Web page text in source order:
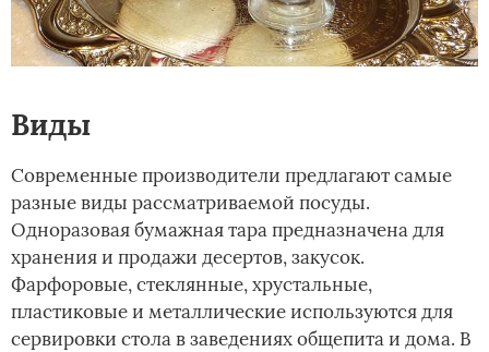
Виды­
Современные производители предлагают самые
разные виды рассматриваемой посуды.
Одноразовая бумажная тара предназначена для
хранения и продажи десертов, закусок.
Фарфоровые, стеклянные, хрустальные,
пластиковые и металлические используются для
сервировки стола в заведениях общепита и дома. В